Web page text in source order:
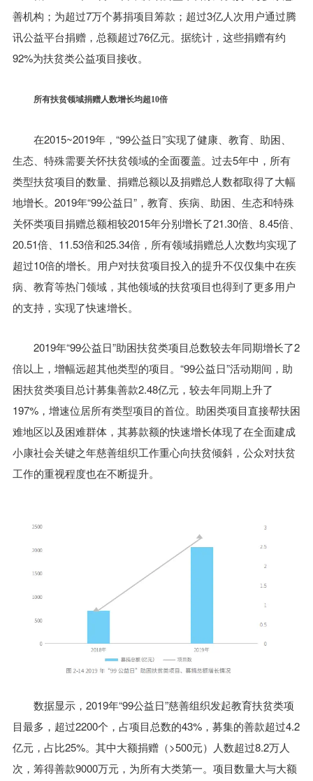
善机构；为超过7万个募捐项目筹款；超过3亿人次用户通过腾
讯公益平台捐赠，总额超过76亿元。据统计，这些捐赠有约
92%为扶贫类公益项目接收。
所有扶贫领域捐赠人数增长均超10倍
在2015~2019年，“99公益日”实现了健康、教育、助困、
生态、特殊需要关怀扶贫领域的全面覆盖。过去5年中，所有
类型扶贫项目的数量、捐赠总额以及捐赠总人数都取得了大幅
地增长。2019年“99公益日”，教育、疾病、助困、生态和特殊
关怀类项目捐赠总额相较2015年分别增长了21.30倍、8.45倍、
20.51倍、11.53倍和25.34倍，所有领域捐赠总人次数均实现了
超过10倍的增长。用户对扶贫项目投入的提升不仅仅集中在疾
病、教育等热门领域，其他领域的扶贫项目也得到了更多用户
的支持，实现了快速增长。
2019年“99公益日”助困扶贫类项目总数较去年同期增长了2
倍以上，增幅远超其他类型的项目。“99公益日”活动期间，助
困扶贫类项目总计募集善款2.48亿元，较去年同期上升了
197%，增速位居所有类型项目的首位。助困类项目直接帮扶困
难地区以及困难群体，其募款额的快速增长体现了在全面建成
小康社会关键之年慈善组织工作重心向扶贫倾斜，公众对扶贫
工作的重视程度也在不断提升。
数据显示，2019年“99公益日”慈善组织发起教育扶贫类项
目最多，超过2200个，占项目总数的43%，募集的善款超过4.2
亿元，占比25%。其中大额捐赠（>500元）人数超过8.2万人
次，筹得善款9000万元，为所有大类第一。项目数量大与大额